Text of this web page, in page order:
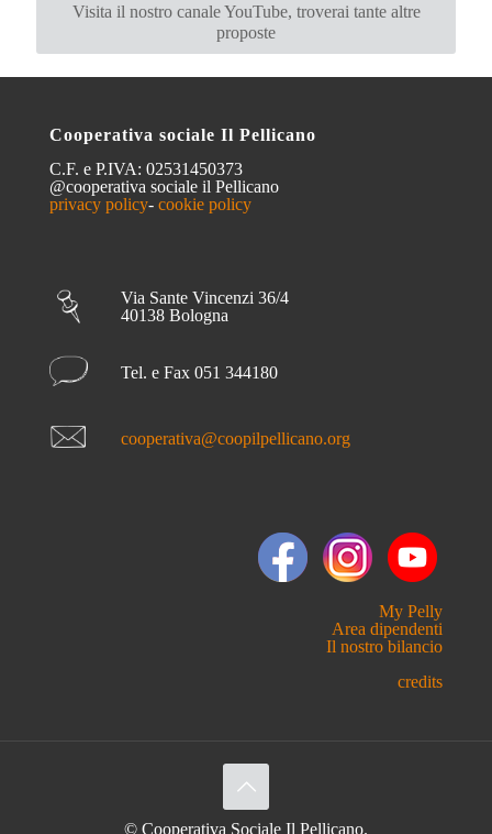
Visita il nostro canale YouTube, troverai tante altre
proposte
Cooperativa sociale Il Pellicano
C.F. e P.IVA: 02531450373
@cooperativa sociale il Pellicano
privacy policy- cookie policy
Via Sante Vincenzi 36/4
40138 Bologna
Tel. e Fax 051 344180
cooperativa@coopilpellicano.org
My Pelly
Area dipendenti
Il nostro bilancio
credits
© Cooperativa Sociale Il Pellicano.